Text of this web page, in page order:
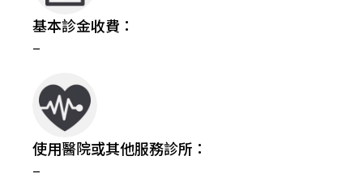
基本診金收費：
–
使用醫院或其他服務診所：
–